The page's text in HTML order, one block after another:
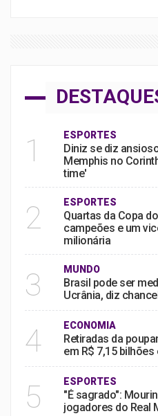
1 ESPORTES
Diniz se diz
Memphis no
time'
2 ESPORTES
Quartas da Copa
campeões e um
milionária
3 MUNDO
Brasil pode ser
Ucrânia, diz
4 ECONOMIA
Retiradas da
em R$ 7,15 bilhões
5 ESPORTES
"É sagrado":
jogadores do Real